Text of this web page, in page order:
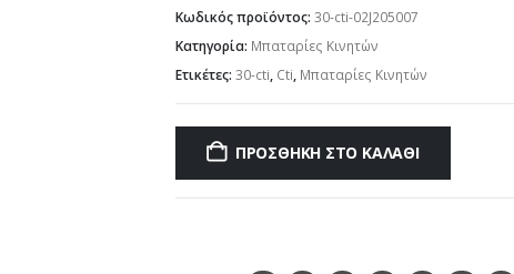
Κωδικός προϊόντος: 30-cti-02J205007
Κατηγορία: Μπαταρίες Κινητών
Ετικέτες: 30-cti, Cti, Μπαταρίες Κινητών
ΠΡΟΣΘΉΚΗ ΣΤΟ ΚΑΛΆΘΙ